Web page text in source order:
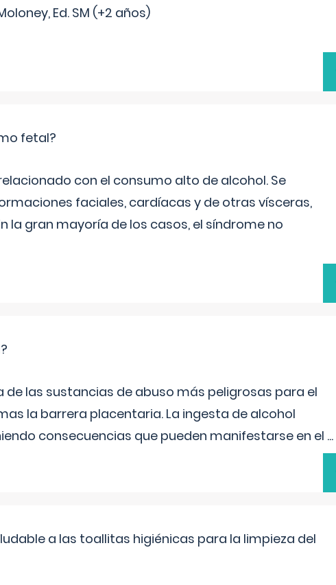
Ed. SM (+2 años)
fetal?
con el consumo alto de alcohol. Se
faciales, cardíacas y de otras vísceras,
la gran mayoría de los casos, el síndrome no
de las sustancias de abuso más peligrosas para el
la barrera placentaria. La ingesta de alcohol
consecuencias que pueden manifestarse en el ...
a las toallitas higiénicas para la limpieza del